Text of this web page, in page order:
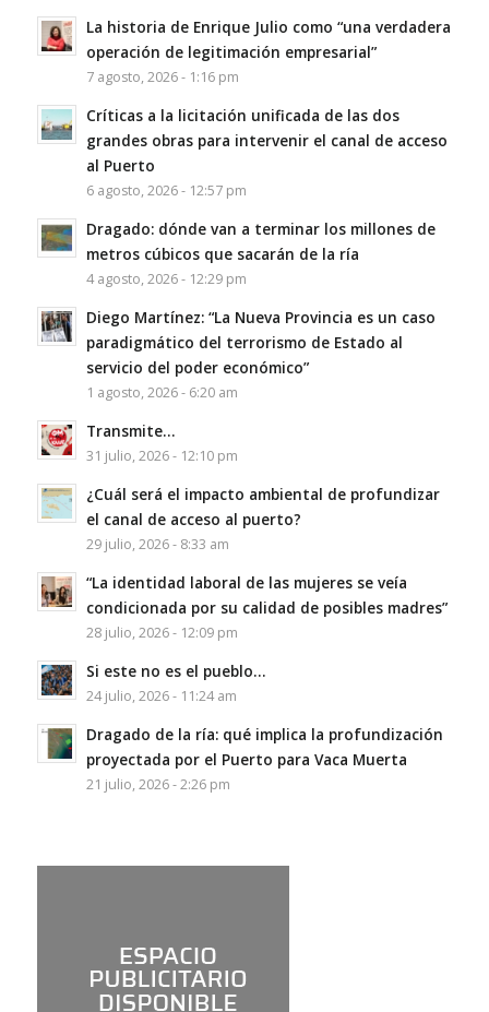
La historia de Enrique Julio como “una verdadera
operación de legitimación empresarial”
7 agosto, 2026 - 1:16 pm
Críticas a la licitación unificada de las dos
grandes obras para intervenir el canal de acceso
al Puerto
6 agosto, 2026 - 12:57 pm
Dragado: dónde van a terminar los millones de
metros cúbicos que sacarán de la ría
4 agosto, 2026 - 12:29 pm
Diego Martínez: “La Nueva Provincia es un caso
paradigmático del terrorismo de Estado al
servicio del poder económico”
1 agosto, 2026 - 6:20 am
Transmite…
31 julio, 2026 - 12:10 pm
¿Cuál será el impacto ambiental de profundizar
el canal de acceso al puerto?
29 julio, 2026 - 8:33 am
“La identidad laboral de las mujeres se veía
condicionada por su calidad de posibles madres”
28 julio, 2026 - 12:09 pm
Si este no es el pueblo…
24 julio, 2026 - 11:24 am
Dragado de la ría: qué implica la profundización
proyectada por el Puerto para Vaca Muerta
21 julio, 2026 - 2:26 pm